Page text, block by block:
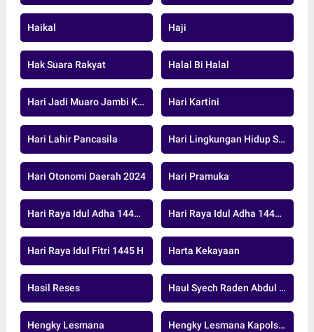
Haikal Haji
Hak Suara Rakyat Halal Bi Halal
Hari Jadi Muaro Jambi Ke-26 Hari Kartini
Hari Lahir Pancasila Hari Lingkungan Hidup Sedunia
Hari Otonomi Daerah 2024 Hari Pramuka
Hari Raya Idul Adha 1446 H Hari Raya Idul Adha 1447 H
Hari Raya Idul Fitri 1445 H Harta Kekayaan
Hasil Reses Haul Syech Raden Abdul Syafi
Hengky Lesmana Hengky Lesmana Kapolsek